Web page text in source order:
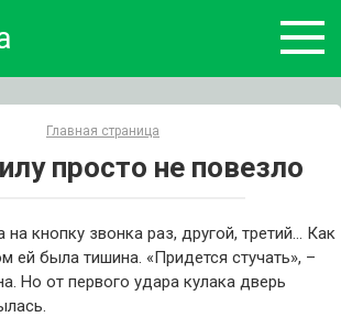
Главная страница
просто не повезло
на кнопку звонка раз, другой, третий… Как
ей была тишина. «Придется стучать», –
Но от первого удара кулака дверь